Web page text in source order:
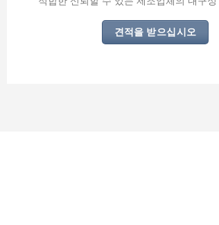
견적을 받으십시오